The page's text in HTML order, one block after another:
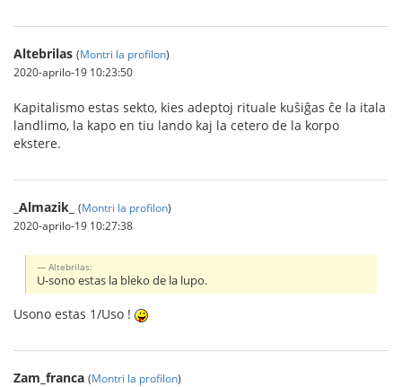
Altebrilas (Montri la profilon)
2020-aprilo-19 10:23:50
Kapitalismo estas sekto, kies adeptoj rituale kuŝiĝas ĉe la itala
landlimo, la kapo en tiu lando kaj la cetero de la korpo
ekstere.
_Almazik_ (Montri la profilon)
2020-aprilo-19 10:27:38
Altebrilas:
U-sono estas la bleko de la lupo.
Usono estas 1/Uso !
Zam_franca (Montri la profilon)